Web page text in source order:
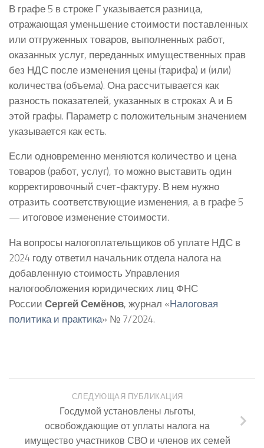
В графе 5 в строке Г указывается разница,
отражающая уменьшение стоимости поставленных
или отгруженных товаров, выполненных работ,
оказанных услуг, переданных имущественных прав
без НДС после изменения цены (тарифа) и (или)
количества (объема). Она рассчитывается как
разность показателей, указанных в строках А и Б
этой графы. Параметр с положительным значением
указывается как есть.
Если одновременно меняются количество и цена
товаров (работ, услуг), то можно выставить один
корректировочный счет-фактуру. В нем нужно
отразить соответствующие изменения, а в графе 5
— итоговое изменение стоимости.
На вопросы налогоплательщиков об уплате НДС в
2024 году ответил начальник отдела налога на
добавленную стоимость Управления
налогообложения юридических лиц ФНС
России Сергей Семёнов, журнал «Налоговая
политика и практика» № 7/2024.
СЛЕДУЮЩАЯ ПУБЛИКАЦИЯ
Госдумой установлены льготы,
освобождающие от уплаты налога на
имущество участников СВО и членов их семей